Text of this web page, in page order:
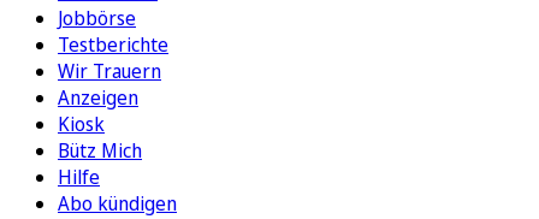
Jobbörse
Testberichte
Wir Trauern
Anzeigen
Kiosk
Bütz Mich
Hilfe
Abo kündigen